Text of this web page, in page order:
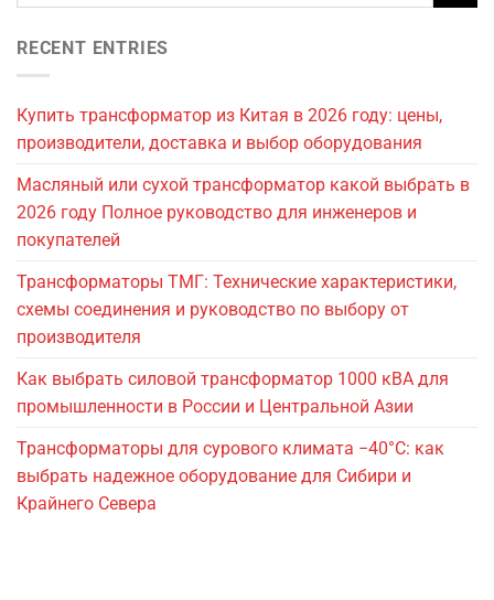
RECENT ENTRIES
Купить трансформатор из Китая в 2026 году: цены,
производители, доставка и выбор оборудования
Масляный или сухой трансформатор какой выбрать в
2026 году Полное руководство для инженеров и
покупателей
Трансформаторы ТМГ: Технические характеристики,
схемы соединения и руководство по выбору от
производителя
Как выбрать силовой трансформатор 1000 кВА для
промышленности в России и Центральной Азии
Трансформаторы для сурового климата −40°C: как
выбрать надежное оборудование для Сибири и
Крайнего Севера